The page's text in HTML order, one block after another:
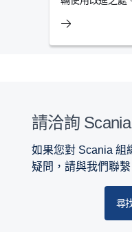
請洽詢 Scania
如果您對 Scania 組
疑問，請與我們聯繫
尋